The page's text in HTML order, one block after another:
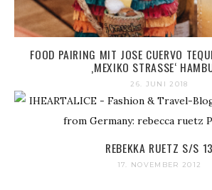
FOOD PAIRING MIT JOSE CUERVO
‚MEXIKO STRASSE‘
26. JUNI 2018
REBEKKA RUETZ S/S 13
17. NOVEMBER 2012